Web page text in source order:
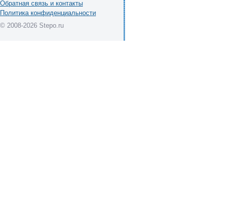
Обратная связь и контакты
Политика конфиденциальности
© 2008-2026 Stepo.ru